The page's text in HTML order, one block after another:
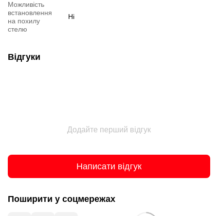
Можливість
встановлення
на похилу
стелю
Ні
Відгуки
Додайте перший відгук
Написати відгук
Поширити у соцмережах